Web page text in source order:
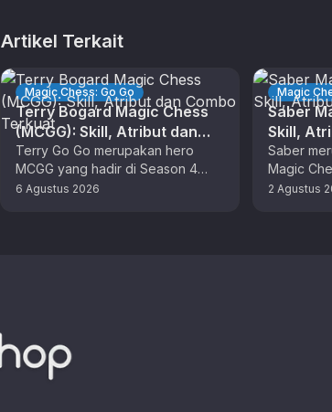
Artikel Terkait
Magic Chess: Go Go
Terry Bogard Magic Chess
(MCGG): Skill, Atribut dan
Combo Terkuat
Terry Go Go merupakan hero
MCGG yang hadir di Season 4
sebagai hasil kolaborasi dengan
6 Agustus 2026
Magic
Saber
Skill,
Terkuat
Saber
Magic
dengan
2 Agustus